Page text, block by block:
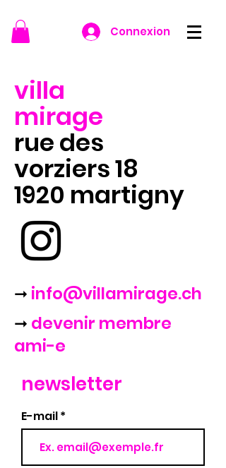
Connexion
villa
mirage
rue des
vorziers 18
1920 martigny
➞ info@villamirage.ch
➞ devenir membre
ami-e
newsletter
E-mail